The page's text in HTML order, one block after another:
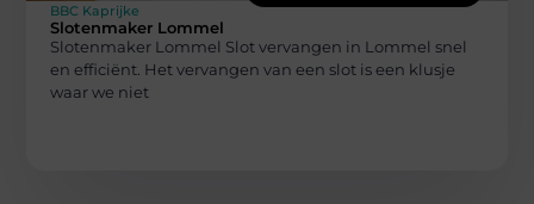
BBC Kaprijke
Slotenmaker Lommel
Slotenmaker Lommel Slot vervangen in Lommel snel
en efficiënt. Het vervangen van een slot is een klusje
waar we niet